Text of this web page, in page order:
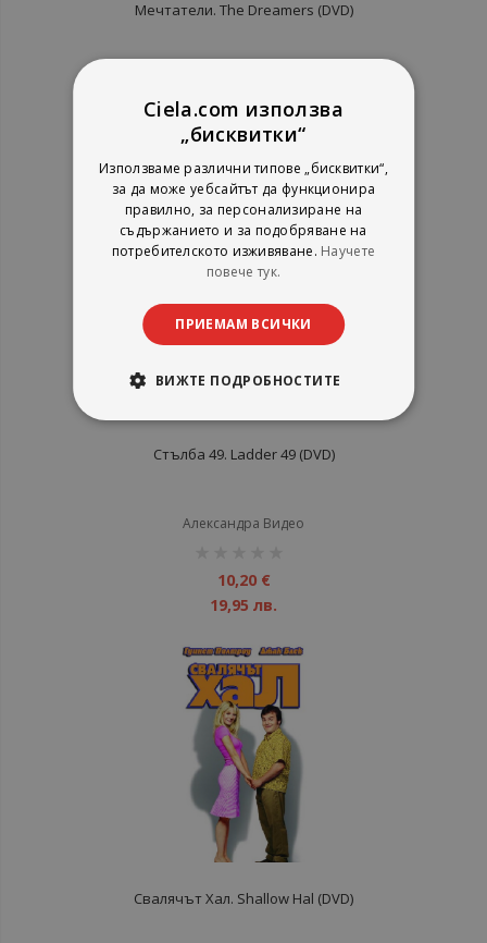
Мечтатели. The Dreamers (DVD)
рейтинг:
1%
6,62 €
12,95 лв.
Стълба 49. Ladder 49 (DVD)
Александра Видео
10,20 €
19,95 лв.
Свалячът Хал. Shallow Hal (DVD)
Ciela.com използва
„бисквитки“
Използваме различни типове „бисквитки“,
за да може уебсайтът да функционира
правилно, за персонализиране на
съдържанието и за подобряване на
потребителското изживяване. Научете
повече тук.
ПРИЕМАМ ВСИЧКИ
ВИЖТЕ ПОДРОБНОСТИТЕ